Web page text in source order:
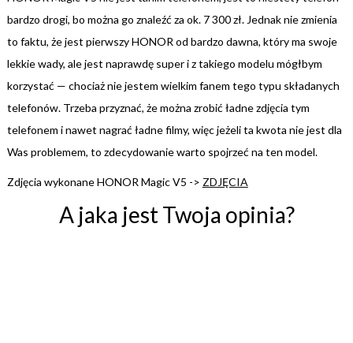
bardzo drogi, bo można go znaleźć za ok. 7 300 zł. Jednak nie zmienia
to faktu, że jest pierwszy HONOR od bardzo dawna, który ma swoje
lekkie wady, ale jest naprawdę super i z takiego modelu mógłbym
korzystać — chociaż nie jestem wielkim fanem tego typu składanych
telefonów. Trzeba przyznać, że można zrobić ładne zdjęcia tym
telefonem i nawet nagrać ładne filmy, więc jeżeli ta kwota nie jest dla
Was problemem, to zdecydowanie warto spojrzeć na ten model.
Zdjęcia wykonane HONOR Magic V5 -> ZDJĘCIA
A jaka jest Twoja opinia?